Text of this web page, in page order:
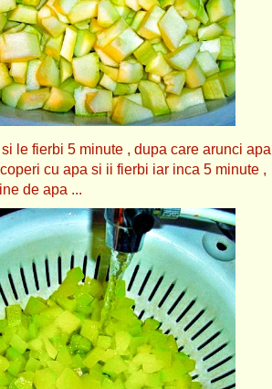
le fierbi 5 minute , dupa care arunci apa
cu apa si ii fierbi iar inca 5 minute ,
de apa ...